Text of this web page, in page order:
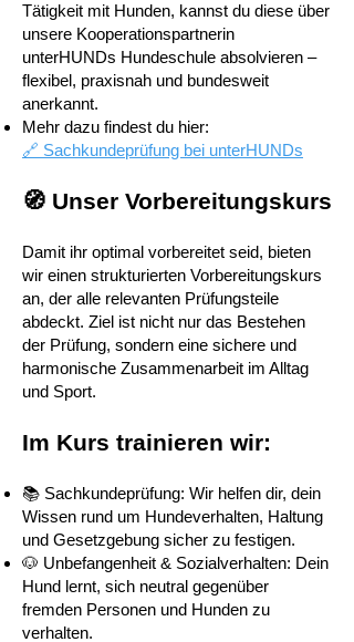
Tätigkeit mit Hunden, kannst du diese über
unsere Kooperationspartnerin
unterHUNDs Hundeschule absolvieren –
flexibel, praxisnah und bundesweit
anerkannt.
Mehr dazu findest du hier:
🔗 Sachkundeprüfung bei unterHUNDs
🧭 Unser Vorbereitungskurs
Damit ihr optimal vorbereitet seid, bieten
wir einen strukturierten Vorbereitungskurs
an, der alle relevanten Prüfungsteile
abdeckt. Ziel ist nicht nur das Bestehen
der Prüfung, sondern eine sichere und
harmonische Zusammenarbeit im Alltag
und Sport.
Im Kurs trainieren wir:
📚 Sachkundeprüfung: Wir helfen dir, dein
Wissen rund um Hundeverhalten, Haltung
und Gesetzgebung sicher zu festigen.
🐶 Unbefangenheit & Sozialverhalten: Dein
Hund lernt, sich neutral gegenüber
fremden Personen und Hunden zu
verhalten.